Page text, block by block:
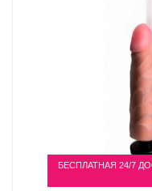
БЕСПЛАТНАЯ 24/7